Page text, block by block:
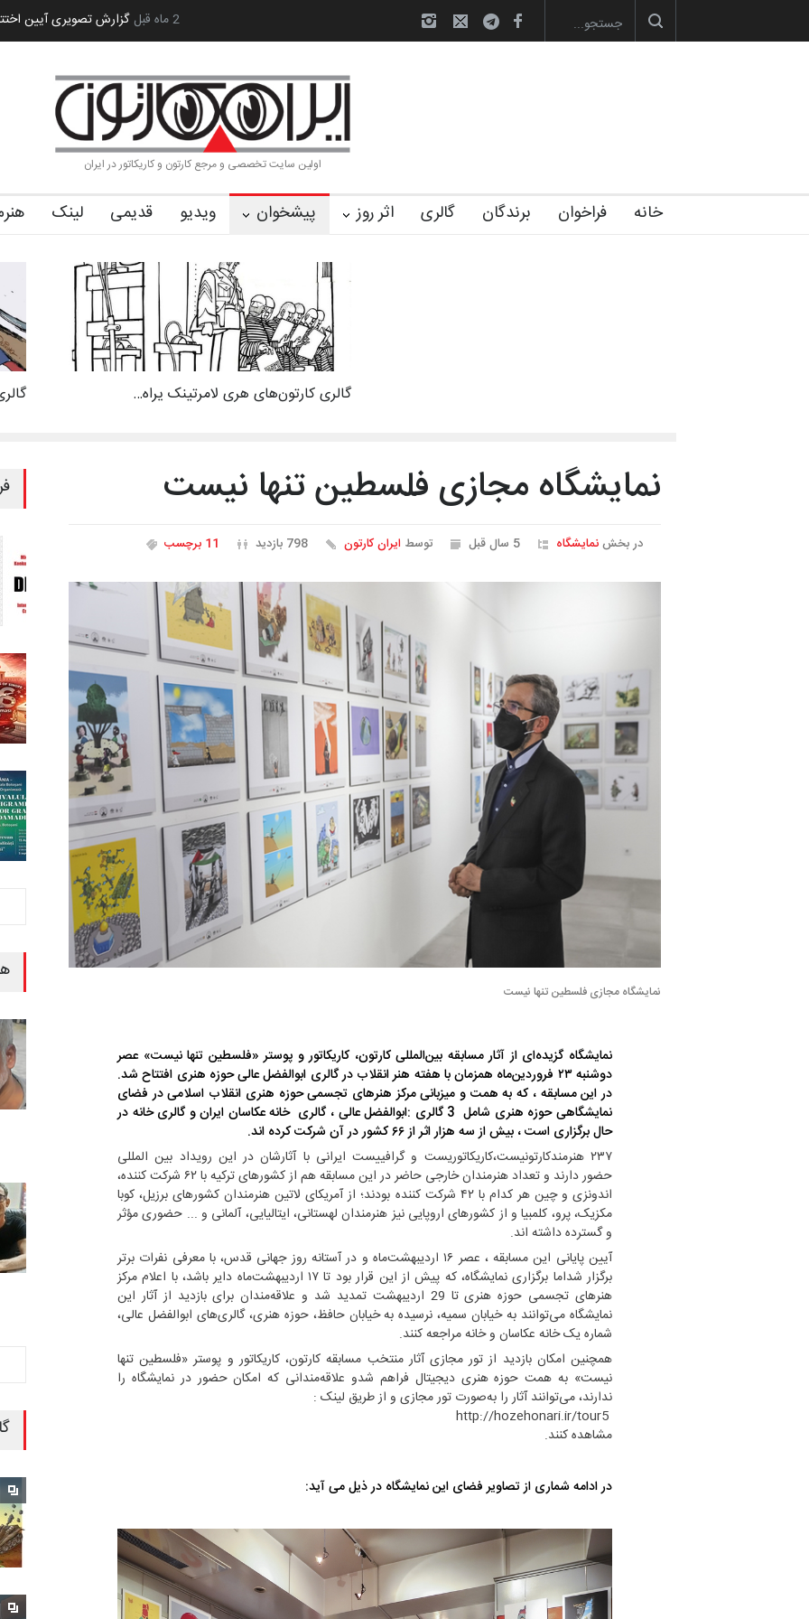
به یاد رویداد کارگاهی کارتون و پوستر «ایران سربلند»… آغاز دوره‌های تخصصی فصل تابستان 1405 خانه کا… آیین اختتامیه و اهدای جوایز سوم… 2 ماه قبل
اولین سایت تخصصی و مرجع کارتون و کاریکاتور در ایران
خانه فراخوان برندگان گالری اثر روز پیشخوان ویدیو قدیمی لینک
گالری کارتون‌های هری لامرتینک یراه…
نمایشگاه مجازی فلسطین تنها نیست
در بخشنمایشگاه 5 سال قبل توسط ایران کارتون 798 بازدید 11 برچسب
نمایشگاه مجازی فلسطین تنها نیست
نمایشگاه گزیده‌ای از آثار مسابقه بین‌المللی کارتون، کاریکاتور و پوستر «فلسطین تنها نیست» عصر
دوشنبه ۲۳ فروردین‌ماه همزمان با هفته هنر انقلاب در گالری ابوالفضل عالی حوزه هنری افتتاح شد.
در این مسابقه ، که به همت و میزبانی مرکز هنرهای تجسمی حوزه هنری انقلاب اسلامی در فضای
نمایشگاهی حوزه هنری شامل 3 گالری :ابوالفضل عالی ، گالری خانه عکاسان ایران و گالری خانه در
حال برگزاری است ، بیش از سه هزار اثر از ۶۶ کشور در آن شرکت کرده اند.
۲۳۷ هنرمندکارتونیست،کاریکاتوریست و گرافییست ایرانی با آثارشان در این رویداد بین المللی
حضور دارند و تعداد هنرمندان خارجی حاضر در این مسابقه هم از کشورهای ترکیه با ۶۲ شرکت کننده،
اندونزی و چین هر کدام با ۴۲ شرکت کننده بودند؛ از آمریکای لاتین هنرمندان کشورهای برزیل، کوبا
مکزیک، پرو، کلمبیا و از کشورهای اروپایی نیز هنرمندان لهستانی، ایتالیایی، آلمانی و ... حضوری مؤثر
و گسترده داشته اند.
آیین پایانی این مسابقه ، عصر ۱۶ اردیبهشت‌ماه و در آستانه روز جهانی قدس، با معرفی نفرات برتر
برگزار شداما برگزاری نمایشگاه، که پیش از این قرار بود تا ۱۷ اردیبهشت‌ماه دایر باشد، با اعلام مرکز
هنرهای تجسمی حوزه هنری تا 29 اردیبهشت تمدید شد و علاقه‌مندان برای بازدید از آثار این
نمایشگاه می‌توانند به خیابان سمیه، نرسیده به خیابان حافظ، حوزه هنری، گالری‌های ابوالفضل عالی،
شماره یک خانه عکاسان و خانه مراجعه کنند.
همچنین امکان بازدید از تور مجازی آثار منتخب مسابقه کارتون، کاریکاتور و پوستر «فلسطین تنها
نیست» به همت حوزه هنری دیجیتال فراهم شدو علاقه‌مندانی که امکان حضور در نمایشگاه را
ندارند، می‌توانند آثار را به‌صورت تور‌ مجازی و از طریق لینک :
مشاهده کنند.
در ادامه شماری از تصاویر فضای این نمایشگاه در ذیل می آید: